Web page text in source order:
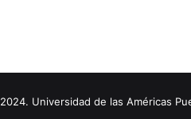
Universidad de las Américas